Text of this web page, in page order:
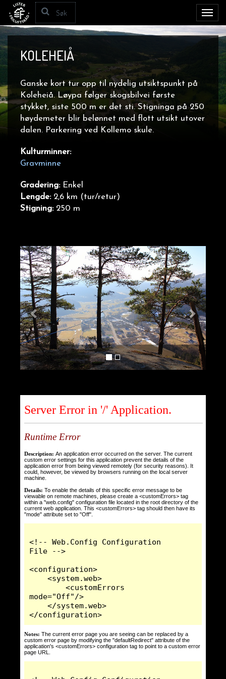
KOLEHEIÅ
Ganske kort tur opp til nydelig utsiktspunkt på
Koleheiå. Løypa følger skogsbilvei første
stykket, siste 500 m er det sti. Stigninga på 250
høydemeter blir belønnet med flott utsikt utover
dalen. Parkering ved Kollemo skule.
Kulturminner:
Gravminne
Gradering:Enkel
Lengde:2,6 km (tur/retur)
Stigning:250 m